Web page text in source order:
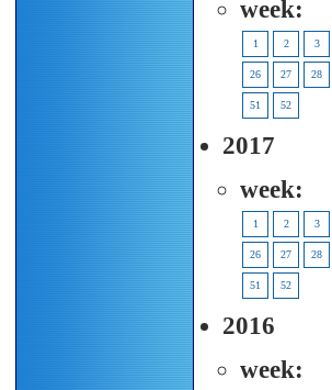
week:
1 2 3
26 27 28
51 52
2017
week:
1 2 3
26 27 28
51 52
2016
week: